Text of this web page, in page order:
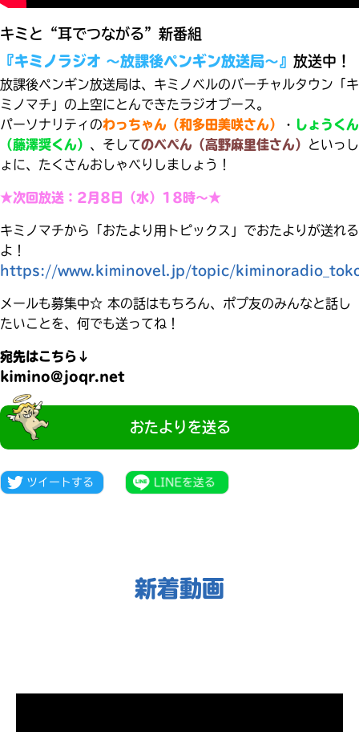
本を飛び出して
できる掲示板
本を飛び出して
できる掲示板
キミと“耳でつながる”新番組
『キミノラジオ ～放課後ペンギン放送局～』 放送中！
放課後ペンギン放送局は、キミノベルのバーチャルタウン「キ
ミノマチ」の上空にとんできたラジオブース。
パーソナリティのわっちゃん（和多田美咲さん） ・
しょうくん
（藤澤奨くん） 、そしてのべぺん（高野麻里佳さん）
といっし
ょに、たくさんおしゃべりしましょう！
★次回放送：2月8日（水）18時～★
キミノマチから「おたより用トピックス」でおたよりが送れる
よ！
https://www.kiminovel.jp/topic/
メールも募集中☆ 本の話はもちろん、ポプ友のみんなと話し
たいことを、何でも送ってね！
宛先はこちら↓
kimino@joqr.net
おたよりを送る
新着動画